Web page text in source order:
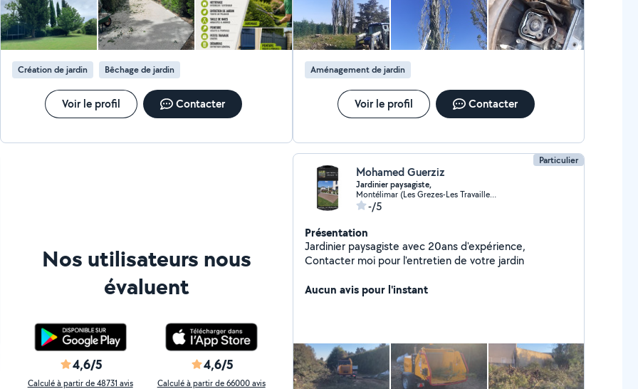
Création de jardin Bêchage de jardin
Voir le profil Contacter
Aménagement de jardin
Voir le profil Contacter
Nos utilisateurs nous
évaluent
4,6/5
Calculé à partir de 48731 avis
4,6/5
Calculé à partir de 66000 avis
Particulier
Mohamed Guerziz
Jardinier paysagiste,
Montélimar (Les Grezes-Les Travailleurs)
-/5
Présentation
Jardinier paysagiste avec 20ans d'expérience,
Contacter moi pour l'entretien de votre jardin
Aucun avis pour l'instant